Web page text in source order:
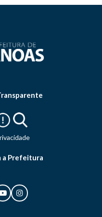
a Prefeitura